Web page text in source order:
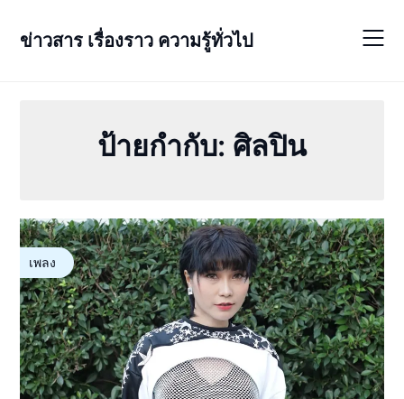
ข่าวสาร เรื่องราว ความรู้ทั่วไป
ป้ายกำกับ: ศิลปิน
เพลง